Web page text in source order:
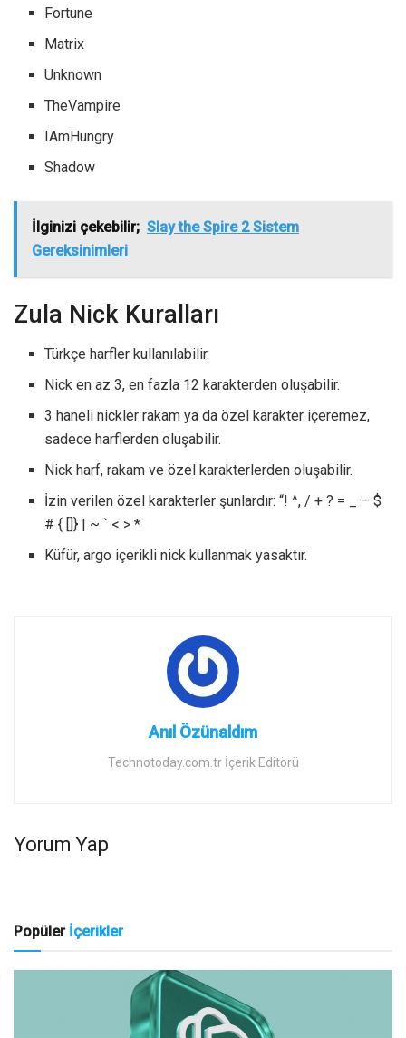
Fortune
Matrix
Unknown
TheVampire
IAmHungry
Shadow
İlginizi çekebilir; Slay the Spire 2 Sistem
Gereksinimleri
Zula Nick Kuralları
Türkçe harfler kullanılabilir.
Nick en az 3, en fazla 12 karakterden oluşabilir.
3 haneli nickler rakam ya da özel karakter içeremez,
sadece harflerden oluşabilir.
Nick harf, rakam ve özel karakterlerden oluşabilir.
İzin verilen özel karakterler şunlardır: “! ^, / + ? = _ – $
# { []} | ~ ` < > *
Küfür, argo içerikli nick kullanmak yasaktır.
Anıl Özünaldım
Technotoday.com.tr İçerik Editörü
Yorum Yap
Popüler İçerikler